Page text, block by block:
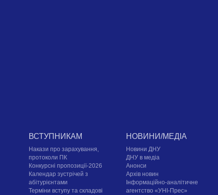
ВСТУПНИКАМ
Накази про зарахування,
протоколи ПК
Конкурсні пропозиції-2026
Календар зустрічей з
абітурієнтами
Терміни вступу та складові
НОВИНИ/МЕДІА
Новини ДНУ
ДНУ в медіа
Анонси
Архів новин
Інформаційно-аналітичне
агентство «УНІ-Прес»